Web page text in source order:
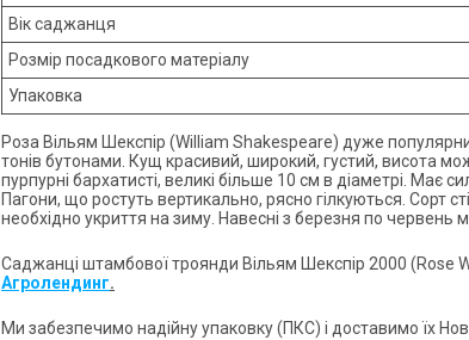
Вік саджанця
Розмір посадкового матеріалу
Упаковка
Роза Вільям Шекспір (William Shakespeare) дуже
тонів бутонами. Кущ красивий, широкий, густий, висота
пурпурні бархатисті, великі більше 10 см в діаметрі. Має
Пагони, що ростуть вертикально, рясно гілкуються. Сорт
необхідно укриття на зиму. Навесні з березня по червень
Саджанці штамбової троянди Вільям Шекспір 2000 (Rose
Агролендинг.
Ми забезпечимо надійну упаковку (ПКС) і доставимо їх